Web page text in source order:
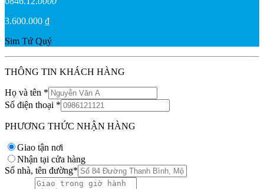
3.600.000 ₫
Sim Tứ Quý
THÔNG TIN KHÁCH HÀNG
Họ và tên *
Số điện thoại *
PHƯƠNG THỨC NHẬN HÀNG
Giao tận nơi
Nhận tại cửa hàng
Số nhà, tên đường*